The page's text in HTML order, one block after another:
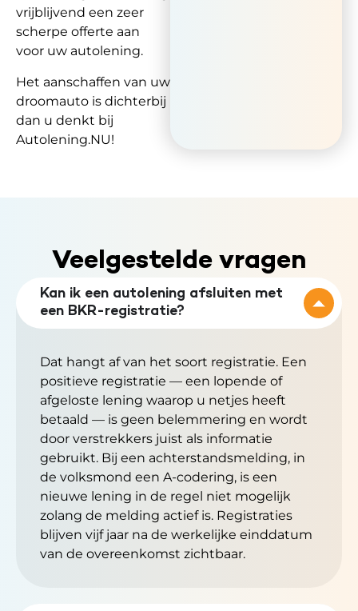
vrijblijvend een zeer
scherpe offerte aan
voor uw autolening.
Het aanschaffen van uw
droomauto is dichterbij
dan u denkt bij
Autolening.NU!
Veelgestelde vragen
Kan ik een autolening afsluiten met
een BKR-registratie?
Dat hangt af van het soort registratie. Een
positieve registratie — een lopende of
afgeloste lening waarop u netjes heeft
betaald — is geen belemmering en wordt
door verstrekkers juist als informatie
gebruikt. Bij een achterstandsmelding, in
de volksmond een A-codering, is een
nieuwe lening in de regel niet mogelijk
zolang de melding actief is. Registraties
blijven vijf jaar na de werkelijke einddatum
van de overeenkomst zichtbaar.